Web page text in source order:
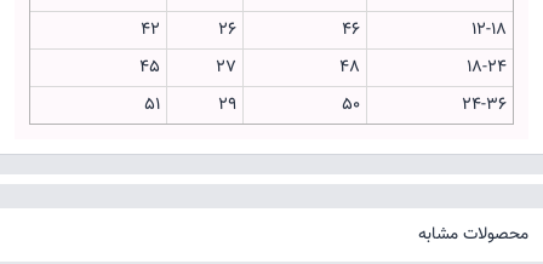
12-18
46
26
42
18-24
48
27
45
24-36
50
29
51
محصولات مشابه